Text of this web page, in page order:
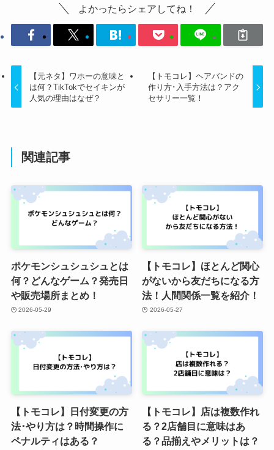
よかったらシェアしてね！
【元ネタ】ワホーの意味と
は何？TikTokでセイキンが
人気の理由はなぜ？
【トモコレ】ヘアバンドの
作り方･入手方法は？アク
セサリー一覧！
関連記事
ポケモンシュシュシュとは
何？どんなゲーム？発売日
や販売場所まとめ！
2026-05-29
【トモコレ】ほとんど関心
がないから友だちになる方
法！人間関係一覧を紹介！
2026-05-27
【トモコレ】日付変更の方
法･やり方は？時間操作に
ペナルティはある？
【トモコレ】店は複数作れ
る？2店舗目に意味はあ
る？品揃えやメリットは？